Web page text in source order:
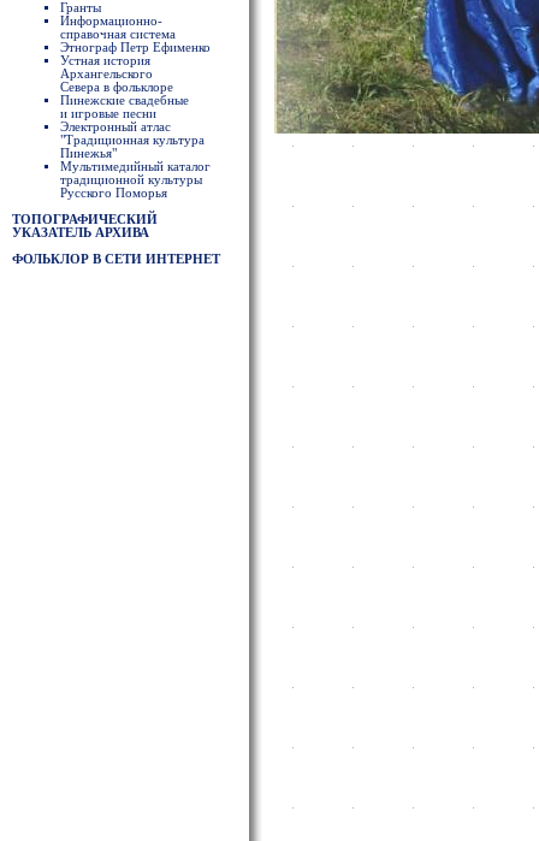
Гранты
Информационно-
справочная система
Этнограф Петр Ефименко
Устная история
Архангельского
Севера в фольклоре
Пинежские свадебные
и игровые песни
Электронный атлас
"Традиционная культура
Пинежья"
Мультимедийный каталог
традиционной культуры
Русского Поморья
ТОПОГРАФИЧЕСКИЙ
УКАЗАТЕЛЬ АРХИВА
ФОЛЬКЛОР В СЕТИ ИНТЕРНЕТ